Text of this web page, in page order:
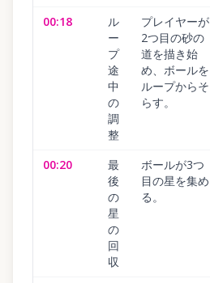
00:18
ル
ー
プ
途
中
の
調
整
プレイヤーが
2つ目の砂の
道を描き始
め、ボールを
ループからそ
らす。
00:20
最
後
の
星
の
回
収
ボールが3つ
目の星を集め
る。